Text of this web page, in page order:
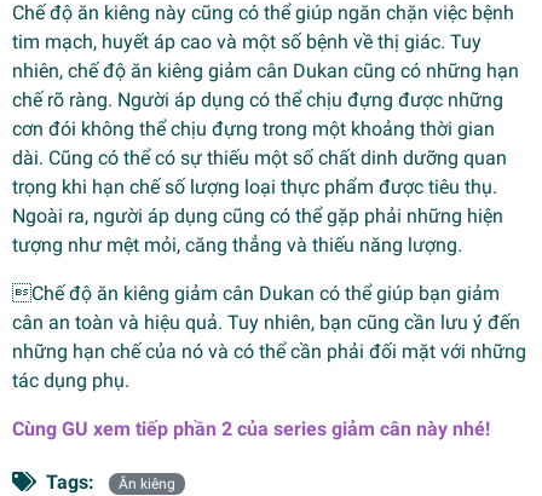
Chế độ ăn kiêng này cũng có thể giúp ngăn chặn việc bệnh
tim mạch, huyết áp cao và một số bệnh về thị giác. Tuy
nhiên, chế độ ăn kiêng giảm cân Dukan cũng có những hạn
chế rõ ràng. Người áp dụng có thể chịu đựng được những
cơn đói không thể chịu đựng trong một khoảng thời gian
dài. Cũng có thể có sự thiếu một số chất dinh dưỡng quan
trọng khi hạn chế số lượng loại thực phẩm được tiêu thụ.
Ngoài ra, người áp dụng cũng có thể gặp phải những hiện
tượng như mệt mỏi, căng thẳng và thiếu năng lượng.
Chế độ ăn kiêng giảm cân Dukan có thể giúp bạn giảm
cân an toàn và hiệu quả. Tuy nhiên, bạn cũng cần lưu ý đến
những hạn chế của nó và có thể cần phải đối mặt với những
tác dụng phụ.
Cùng GU xem tiếp phần 2 của series giảm cân này nhé!
Tags: Ăn kiêng